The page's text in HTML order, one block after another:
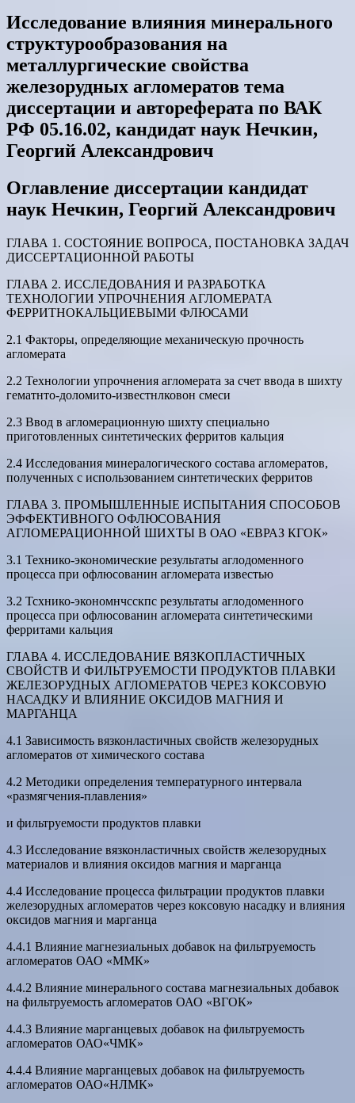
Исследование влияния минерального
структурообразования на
металлургические свойства
железорудных агломератов тема
диссертации и автореферата по ВАК
РФ 05.16.02, кандидат наук Нечкин,
Георгий Александрович
Оглавление диссертации кандидат
наук Нечкин, Георгий Александрович
ГЛАВА 1. СОСТОЯНИЕ ВОПРОСА, ПОСТАНОВКА ЗАДАЧ
ДИССЕРТАЦИОННОЙ РАБОТЫ
ГЛАВА 2. ИССЛЕДОВАНИЯ И РАЗРАБОТКА
ТЕХНОЛОГИИ УПРОЧНЕНИЯ АГЛОМЕРАТА
ФЕРРИТНОКАЛЬЦИЕВЫМИ ФЛЮСАМИ
2.1 Факторы, определяющие механическую прочность
агломерата
2.2 Технологии упрочнения агломерата за счет ввода в шихту
гематнто-доломито-известнлковон смеси
2.3 Ввод в агломерационную шихту специально
приготовленных синтетических ферритов кальция
2.4 Исследования минералогического состава агломератов,
полученных с использованием синтетических ферритов
ГЛАВА 3. ПРОМЫШЛЕННЫЕ ИСПЫТАНИЯ СПОСОБОВ
ЭФФЕКТИВНОГО ОФЛЮСОВАНИЯ
АГЛОМЕРАЦИОННОЙ ШИХТЫ В ОАО «ЕВРАЗ КГОК»
3.1 Технико-экономические результаты аглодоменного
процесса при офлюсованин агломерата известью
3.2 Тсхнико-экономнчсскпс результаты аглодоменного
процесса при офлюсованин агломерата синтетическими
ферритами кальция
ГЛАВА 4. ИССЛЕДОВАНИЕ ВЯЗКОПЛАСТИЧНЫХ
СВОЙСТВ И ФИЛЬТРУЕМОСТИ ПРОДУКТОВ ПЛАВКИ
ЖЕЛЕЗОРУДНЫХ АГЛОМЕРАТОВ ЧЕРЕЗ КОКСОВУЮ
НАСАДКУ И ВЛИЯНИЕ ОКСИДОВ МАГНИЯ И
МАРГАНЦА
4.1 Зависимость вязконластичных свойств железорудных
агломератов от химического состава
4.2 Методики определения температурного интервала
«размягчения-плавления»
и фильтруемости продуктов плавки
4.3 Исследование вязконластичных свойств железорудных
материалов и влияния оксидов магния и марганца
4.4 Исследование процесса фильтрации продуктов плавки
железорудных агломератов через коксовую насадку и влияния
оксидов магния и марганца
4.4.1 Влияние магнезиальных добавок на фильтруемость
агломератов ОАО «ММК»
4.4.2 Влияние минерального состава магнезиальных добавок
на фильтруемость агломератов ОАО «ВГОК»
4.4.3 Влияние марганцевых добавок на фильтруемость
агломератов ОАО«ЧМК»
4.4.4 Влияние марганцевых добавок на фильтруемость
агломератов ОАО«НЛМК»